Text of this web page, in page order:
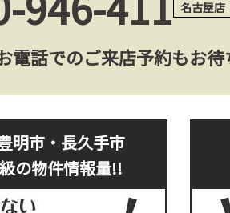
名古屋店
電話でのご来店予約もお待
明市・長久手市
の物件情報量!!